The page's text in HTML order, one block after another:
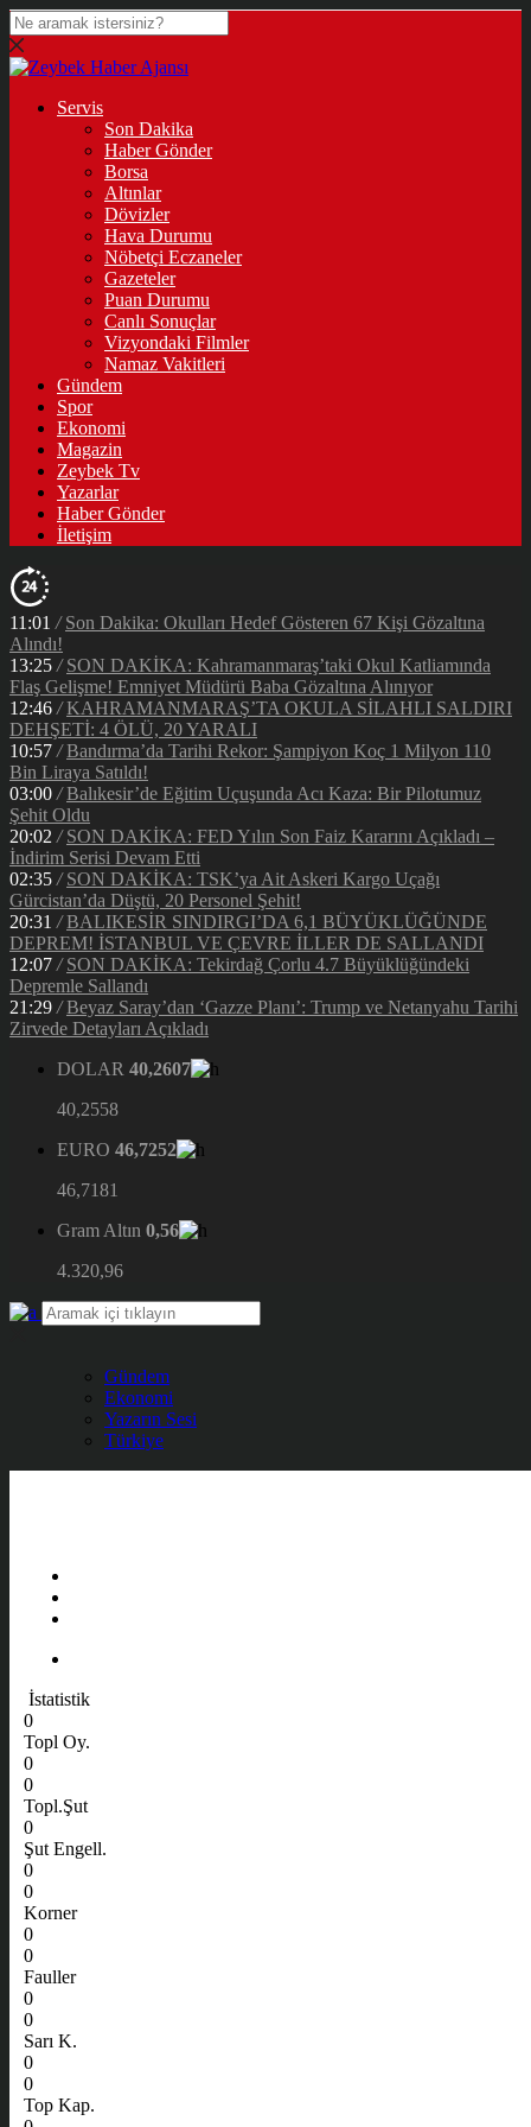
Servis
Son Dakika
Haber Gönder
Borsa
Altınlar
Dövizler
Hava Durumu
Nöbetçi Eczaneler
Gazeteler
Puan Durumu
Canlı Sonuçlar
Vizyondaki Filmler
Namaz Vakitleri
Gündem
Spor
Ekonomi
Magazin
Zeybek Tv
Yazarlar
Haber Gönder
İletişim
11:01 / Son Dakika: Okulları Hedef Gösteren 67 Kişi Gözaltına
Alındı!
13:25 / SON DAKİKA: Kahramanmaraş’taki Okul Katliamında
Flaş Gelişme! Emniyet Müdürü Baba Gözaltına Alınıyor
12:46 / KAHRAMANMARAŞ’TA OKULA SİLAHLI SALDIRI
DEHŞETİ: 4 ÖLÜ, 20 YARALI
10:57 / Bandırma’da Tarihi Rekor: Şampiyon Koç 1 Milyon 110
Bin Liraya Satıldı!
03:00 / Balıkesir’de Eğitim Uçuşunda Acı Kaza: Bir Pilotumuz
Şehit Oldu
20:02 / SON DAKİKA: FED Yılın Son Faiz Kararını Açıkladı –
İndirim Serisi Devam Etti
02:35 / SON DAKİKA: TSK’ya Ait Askeri Kargo Uçağı
Gürcistan’da Düştü, 20 Personel Şehit!
20:31 / BALIKESİR SINDIRGI’DA 6,1 BÜYÜKLÜĞÜNDE
DEPREM! İSTANBUL VE ÇEVRE İLLER DE SALLANDI
12:07 / SON DAKİKA: Tekirdağ Çorlu 4.7 Büyüklüğündeki
Depremle Sallandı
21:29 / Beyaz Saray’dan ‘Gazze Planı’: Trump ve Netanyahu Tarihi
Zirvede Detayları Açıkladı
DOLAR 40,2607
40,2558
EURO 46,7252
46,7181
Gram Altın 0,56
4.320,96
Gündem
Ekonomi
Yazarın Sesi
Türkiye
İstatistik
0
Topl Oy.
0
0
Topl.Şut
0
Şut Engell.
0
0
Korner
0
0
Fauller
0
0
Sarı K.
0
0
Top Kap.